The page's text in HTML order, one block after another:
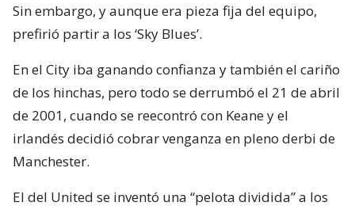
Sin embargo, y aunque era pieza fija del equipo,
prefirió partir a los ‘Sky Blues’.
En el City iba ganando confianza y también el cariño
de los hinchas, pero todo se derrumbó el 21 de abril
de 2001, cuando se reecontró con Keane y el
irlandés decidió cobrar venganza en pleno derbi de
Manchester.
El del United se inventó una “pelota dividida” a los